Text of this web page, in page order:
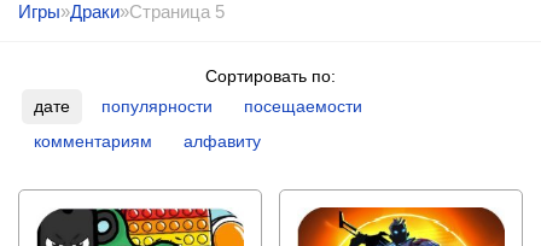
Игры»Драки»Страница 5
Сортировать по:
дате
популярности
посещаемости
комментариям
алфавиту